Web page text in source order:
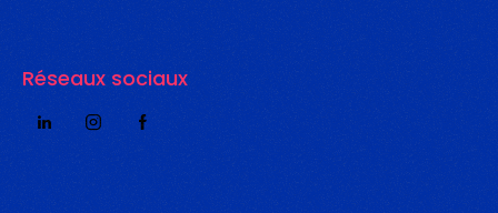
Réseaux sociaux